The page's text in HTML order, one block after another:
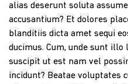
alias deserunt soluta
accusantium? Et dolores
blanditiis dicta amet sequi
ducimus. Cum, unde sunt
suscipit ut est nam vel
incidunt? Beatae voluptates